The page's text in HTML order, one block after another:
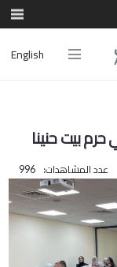
English
بيت حنينا
عدد المشاهدات: 996